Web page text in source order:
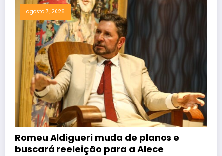
agosto 7, 2026
Romeu Aldigueri muda de planos e
buscará reeleição para a Alece